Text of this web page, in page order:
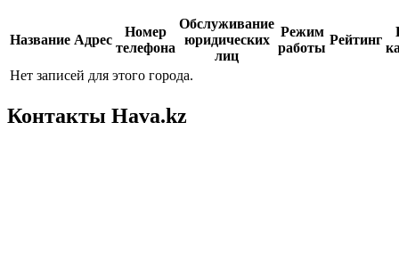
Название Адрес
Номер
телефона
Обслуживание
юридических
лиц
Режим
работы
Рейтинг
Нет записей для этого города.
Контакты Hava.kz